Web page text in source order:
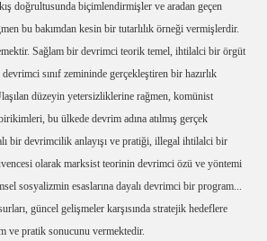
doğrultusunda biçimlendirmişler ve aradan geçen
bu bakımdan kesin bir tutarlılık örneği vermişlerdir.
Sağlam bir devrimci teorik temel, ihtilalci bir örgüt
sınıf zemininde gerçekleştiren bir hazırlık
düzeyin yetersizliklerine rağmen, komünist
bu ülkede devrim adına atılmış gerçek
bir devrimcilik anlayışı ve pratiği, illegal ihtilalci bir
olarak marksist teorinin devrimci özü ve yöntemi
sosyalizmin esaslarına dayalı devrimci bir program...
güncel gelişmeler karşısında stratejik hedeflere
ve pratik sonucunu vermektedir.